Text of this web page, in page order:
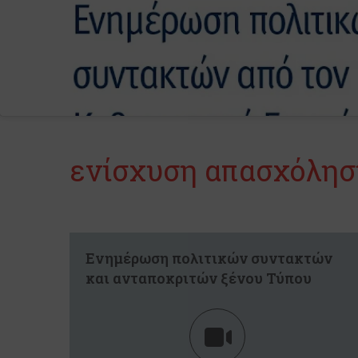
ενίσχυση
Ενημέρωση πολιτικών συντακτών
και ανταποκριτών ξένου Τύπου